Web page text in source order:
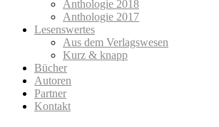
Anthologie 2018
Anthologie 2017
Lesenswertes
Aus dem Verlagswesen
Kurz & knapp
Bücher
Autoren
Partner
Kontakt